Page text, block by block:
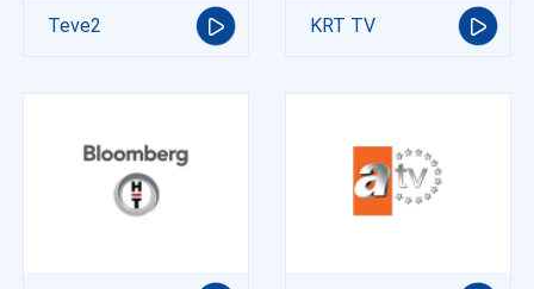
Teve2 KRT TV